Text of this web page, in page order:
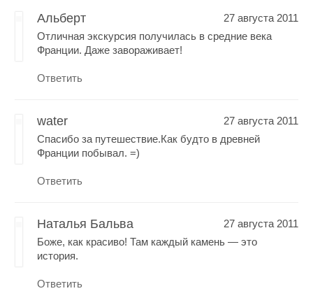
Альберт
27 августа 2011
Отличная экскурсия получилась в средние века
Франции. Даже завораживает!
Ответить
water
27 августа 2011
Спасибо за путешествие.Как будто в древней
Франции побывал. =)
Ответить
Наталья Бальва
27 августа 2011
Боже, как красиво! Там каждый камень — это
история.
Ответить